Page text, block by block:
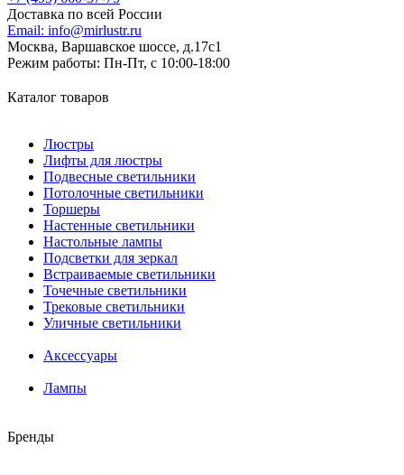
Доставка по всей России
Email: info@mirlustr.ru
Москва, Варшавское шоссе, д.17c1
Режим работы: Пн-Пт, с 10:00-18:00
Каталог товаров
Люстры
Лифты для люстры
Подвесные светильники
Потолочные светильники
Торшеры
Настенные светильники
Настольные лампы
Подсветки для зеркал
Встраиваемые светильники
Точечные светильники
Трековые светильники
Уличные светильники
Аксессуары
Лампы
Бренды